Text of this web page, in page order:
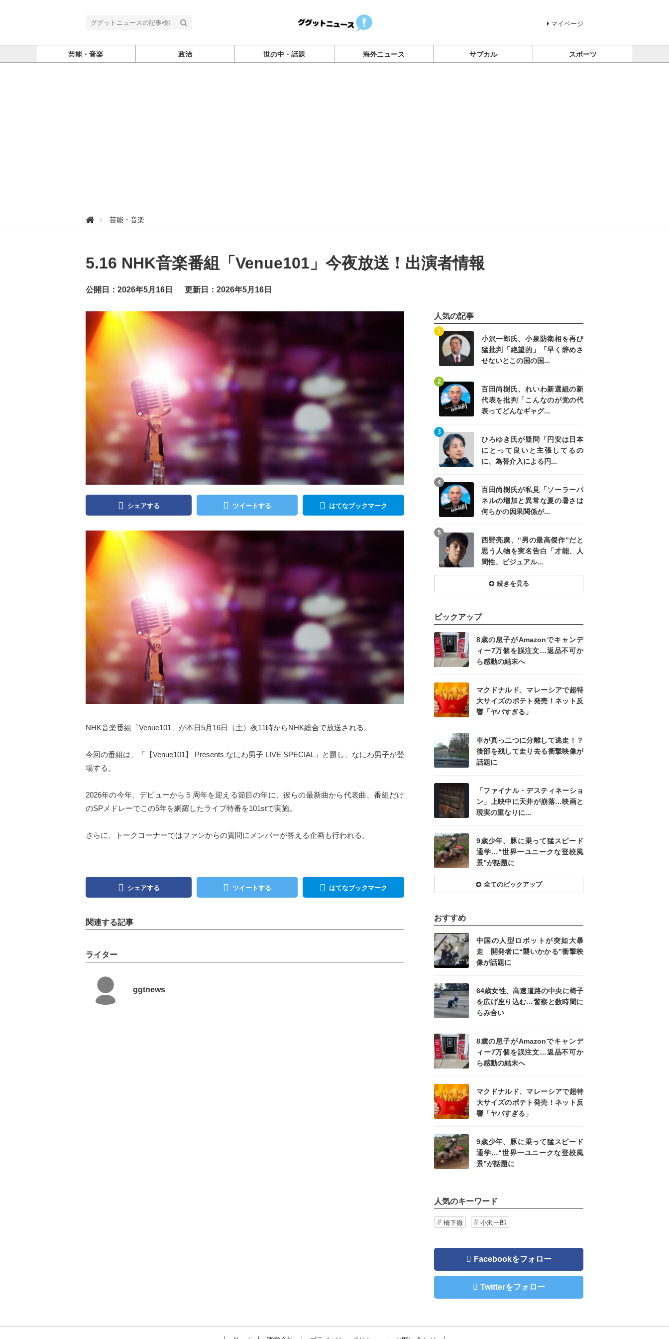
マイページ
芸能・音楽 政治 世の中・話題 海外ニュース サブカル スポーツ
グ
ー
ス
芸能・音楽
5.16 NHK音楽番組「Venue101」今夜放送！出演者情報
公開日：2026年5月16日 更新日：2026年5月16日
シェアする ツイートする はてなブックマーク
NHK音楽番組「Venue101」が本日5月16日（土）夜11時からNHK総合で放送される。
今回の番組は、「【Venue101】 Presents なにわ男子 LIVE SPECIAL」と題し、なにわ男子が登
場する。
2026年の今年、デビューから５周年を迎える節目の年に、彼らの最新曲から代表曲、番組だけ
のSPメドレーでこの5年を網羅したライブ特番を101stで実施。
さらに、トークコーナーではファンからの質問にメンバーが答える企画も行われる。
シェアする ツイートする はてなブックマーク
関連する記事
ライター
ggtnews
人気の記事
小沢一郎氏、小泉防衛相を再び
猛批判「絶望的」「早く辞めさ
せないとこの国の国...
1
百田尚樹氏、れいわ新選組の新
代表を批判「こんなのが党の代
表ってどんなギャグ...
2
ひろゆき氏が疑問「円安は日本
にとって良いと主張してるの
に、為替介入による円...
3
記事を読む
百田尚樹氏が私見「ソーラーパ
ネルの増加と異常な夏の暑さは
何らかの因果関係が...
4
西野亮廣、“男の最高傑作”だと
思う人物を実名告白「才能、人
間性、ビジュアル...
5
記事を読む
続きを見る
ピックアップ
8歳の息子がAmazonでキャンデ
ィー7万個を誤注文…返品不可か
ら感動の結末へ
マクドナルド、マレーシアで超特
大サイズのポテト発売！ネット反
響「ヤバすぎる」
記事を読む
車が真っ二つに分離して逃走！？
後部を残して走り去る衝撃映像が
話題に
「ファイナル・デスティネーショ
ン」上映中に天井が崩落…映画と
現実の重なりに...
9歳少年、豚に乗って猛スピード
通学…“世界一ユニークな登校風
景”が話題に
全てのピックアップ
おすすめ
中国の人型ロボットが突如大暴
走 開発者に“襲いかかる”衝撃映
像が話題に
記事を読む
64歳女性、高速道路の中央に椅子
を広げ座り込む…警察と数時間に
らみ合い
8歳の息子がAmazonでキャンデ
ィー7万個を誤注文…返品不可か
ら感動の結末へ
マクドナルド、マレーシアで超特
大サイズのポテト発売！ネット反
響「ヤバすぎる」
9歳少年、豚に乗って猛スピード
通学…“世界一ユニークな登校風
景”が話題に
人気のキーワード
橋下徹 小沢一郎
Facebookをフォロー
Twitterをフォロー